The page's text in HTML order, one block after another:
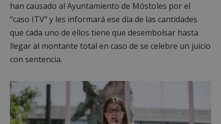
han causado al Ayuntamiento de Móstoles por el
“caso ITV” y les informará ese día de las cantidades
que cada uno de ellos tiene que desembolsar hasta
llegar al montante total en caso de se celebre un juicio
con sentencia.